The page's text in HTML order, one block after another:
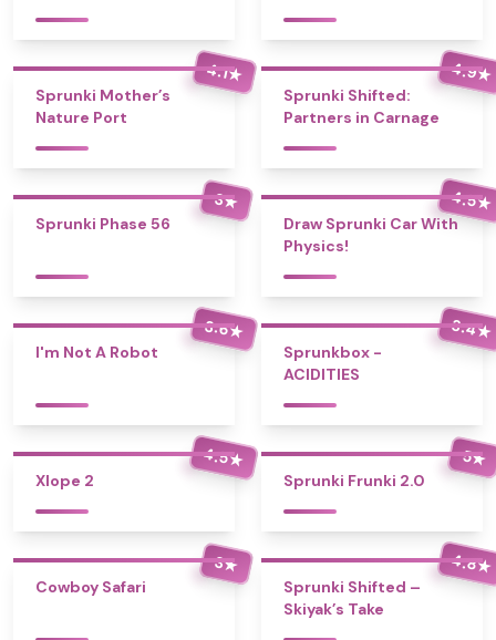
4.1★
Sprunki Mother’s
Nature Port
4.9★
Sprunki Shifted:
Partners in Carnage
3★
Sprunki Phase 56
4.5★
Draw Sprunki Car With
Physics!
3.6★
I'm Not A Robot
3.4★
Sprunkbox -
ACIDITIES
4.5★
Xlope 2
5★
Sprunki Frunki 2.0
3★
Cowboy Safari
4.8★
Sprunki Shifted –
Skiyak’s Take